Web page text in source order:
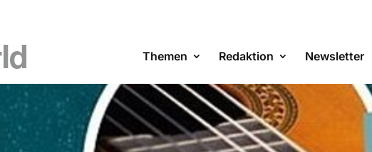
Themen Redaktion Newsletter